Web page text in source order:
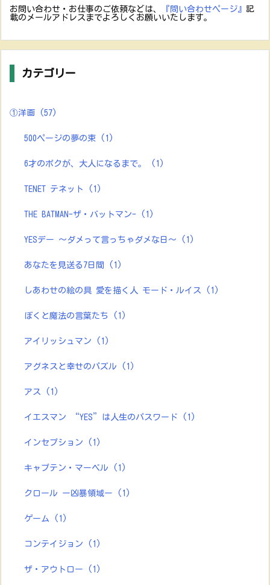
お問い合わせ・お仕事のご依頼などは、
『問い合わせページ』 記
載のメールアドレスまでよろしくお願いいたします。
カテゴリー
①洋画 (57)
500ページの夢の束 (1)
6才のボクが、大人になるまで。 (1)
TENET テネット (1)
THE BATMAN-ザ・バットマン- (1)
YESデー ～ダメって言っちゃダメな日～ (1)
あなたを見送る7日間 (1)
しあわせの絵の具 愛を描く人 モード・ルイス (1)
ぼくと魔法の言葉たち (1)
アイリッシュマン (1)
アグネスと幸せのパズル (1)
アス (1)
イエスマン “YES”は人生のパスワード (1)
インセプション (1)
キャプテン・マーベル (1)
クロール ー凶暴領域ー (1)
ゲーム (1)
コンテイジョン (1)
ザ・アウトロー (1)